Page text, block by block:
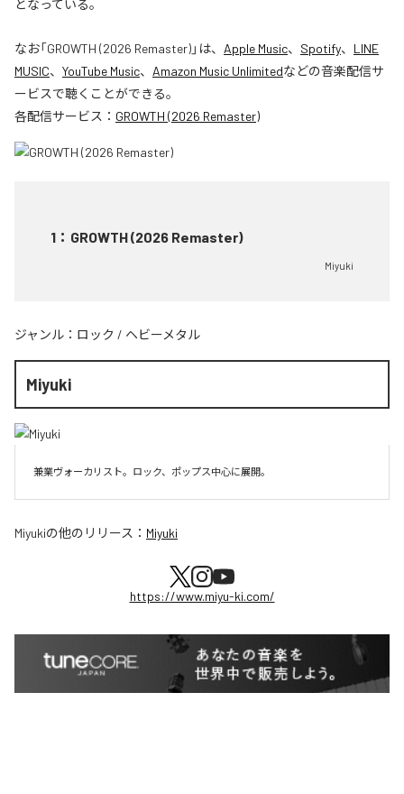
となっている。
なお「GROWTH (2026 Remaster)」は、 Apple Music、 Spotify、 LINE
MUSIC、 YouTube Music、 Amazon Music Unlimitedなどの音楽配信サ
ービスで聴くことができる。
各配信サービス： GROWTH (2026 Remaster)
1 ： GROWTH (2026 Remaster)
Miyuki
ジャンル： ロック / ヘビーメタル
Miyuki
兼業ヴォーカリスト。ロック、ポップス中心に展開。
Miyukiの他のリリース： Miyuki
https://www.miyu-ki.com/